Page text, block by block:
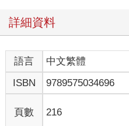
詳細資料
語言 中文繁體
ISBN
9789575034696
頁數 216